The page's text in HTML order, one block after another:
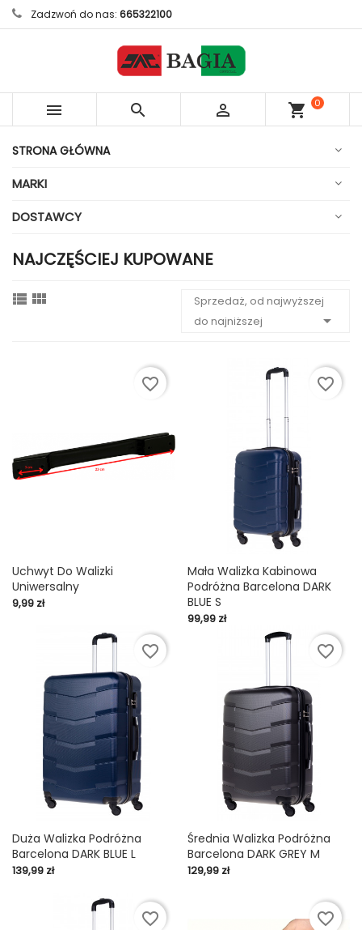
Zadzwoń do nas: 665322100
   shopping_cart
0
STRONA GŁÓWNA
MARKI
DOSTAWCY
NAJCZĘŚCIEJ KUPOWANE
 
Sprzedaż, od najwyższej
do najniższej

Uchwyt Do Walizki
Uniwersalny
Cena
9,99 zł
favorite_border
Mała Walizka Kabinowa
Podróżna Barcelona DARK
BLUE S
Cena
99,99 zł
favorite_border
Duża Walizka Podróżna
Barcelona DARK BLUE L
Cena
139,99 zł
favorite_border
Średnia Walizka Podróżna
Barcelona DARK GREY M
Cena
129,99 zł
favorite_border
favorite_border favorite_border